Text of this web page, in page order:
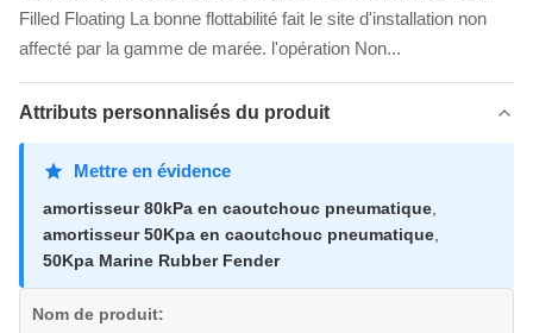
Filled Floating La bonne flottabilité fait le site d'installation non
affecté par la gamme de marée. l'opération Non...
Attributs personnalisés du produit
Mettre en évidence
amortisseur 80kPa en caoutchouc pneumatique
amortisseur 50Kpa en caoutchouc pneumatique
50Kpa Marine Rubber Fender
Nom de produit: